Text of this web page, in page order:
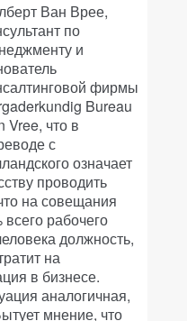
Ван Врее,
по
и
фирмы
Bureau
Vree, что в
с
означает
проводить
на совещания
рабочего
должность,
на
в бизнесе.
аналогичная,
мнение, что